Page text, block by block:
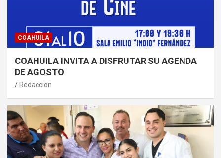
COAHUILA
COAHUILA INVITA A DISFRUTAR SU AGENDA
DE AGOSTO
Redaccion